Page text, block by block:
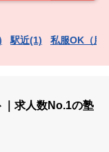
駅近(1) 私服OK（服
｜求人数No.1の塾